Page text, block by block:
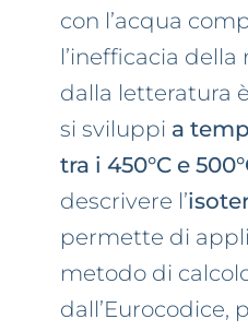
con l’acqua
l’inefficacia
dalla letteratura
si sviluppi a
tra i 450°C e
descrivere l’
permette di
metodo di
dall’Eurocodice,